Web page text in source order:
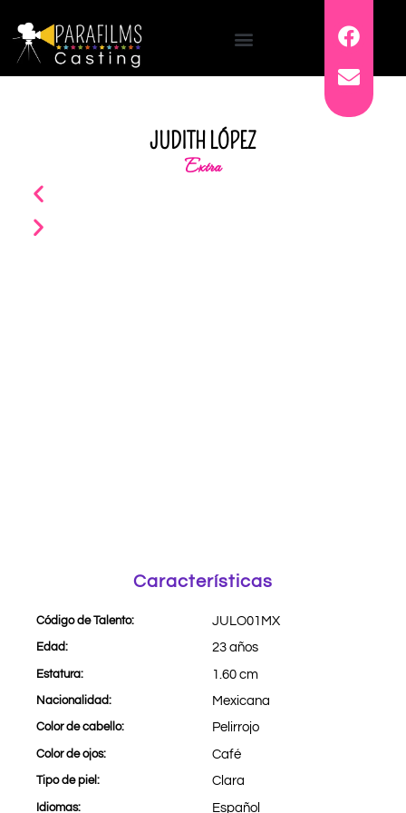
JUDITH LÓPEZ
Extra
Características
Código de Talento:
Edad:
Estatura:
Nacionalidad:
Color de cabello:
Color de ojos:
Tipo de piel:
Idiomas:
JULO01MX
23 años
1.60 cm
Mexicana
Pelirrojo
Café
Clara
Español